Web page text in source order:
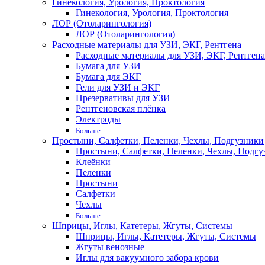
Гинекология, Урология, Проктология
Гинекология, Урология, Проктология
ЛОР (Отоларингология)
ЛОР (Отоларингология)
Расходные материалы для УЗИ, ЭКГ, Рентгена
Расходные материалы для УЗИ, ЭКГ, Рентгена
Бумага для УЗИ
Бумага для ЭКГ
Гели для УЗИ и ЭКГ
Презервативы для УЗИ
Рентгеновская плёнка
Электроды
Больше
Простыни, Салфетки, Пеленки, Чехлы, Подгузники
Простыни, Салфетки, Пеленки, Чехлы,
Клеёнки
Пеленки
Простыни
Салфетки
Чехлы
Больше
Шприцы, Иглы, Катетеры, Жгуты, Системы
Шприцы, Иглы, Катетеры, Жгуты, Системы
Жгуты венозные
Иглы для вакуумного забора крови